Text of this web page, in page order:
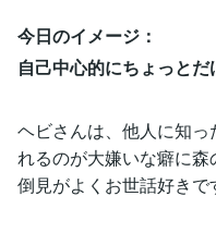
今日のイメージ：
自己中心的にちょっと
ヘビさんは、他人に知
れるのが大嫌いな癖に
倒見がよくお世話好きで